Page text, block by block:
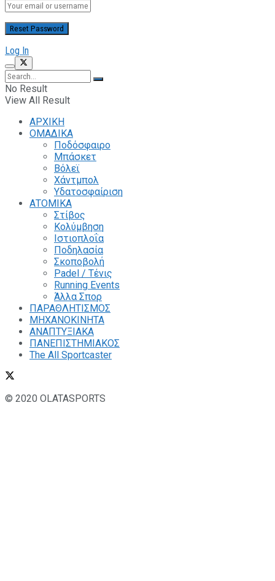
Log In
No Result
View All Result
ΑΡΧΙΚΗ
ΟΜΑΔΙΚΑ
Ποδόσφαιρο
Μπάσκετ
Βόλεϊ
Χάντμπολ
Υδατοσφαίριση
ΑΤΟΜΙΚΑ
Στίβος
Κολύμβηση
Ιστιοπλοΐα
Ποδηλασία
Σκοποβολή
Padel / Τένις
Running Events
Άλλα Σπορ
ΠΑΡΑΘΛΗΤΙΣΜΟΣ
ΜΗΧΑΝΟΚΙΝΗΤΑ
ΑΝΑΠΤΥΞΙΑΚΑ
ΠΑΝΕΠΙΣΤΗΜΙΑΚΟΣ
The All Sportcaster
© 2020 OLATASPORTS